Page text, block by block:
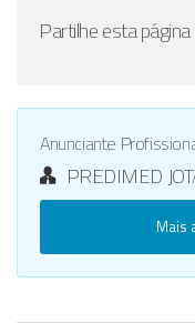
Partilhe esta página
Anunciante
PREDIMED
Mais